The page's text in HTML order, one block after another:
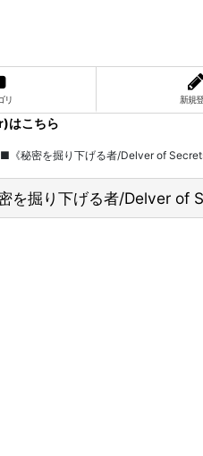
リ 新規
はこちら
《秘密を掘り下げる者/Delver of
を掘り下げる者/Delver of